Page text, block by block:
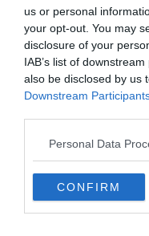
us or personal
your opt-out. You may
disclosure of your
IAB’s list of
also be disclosed by us
Downstream
Personal Data
CONFIRM
153
292
Mi volt a
The
Beatles